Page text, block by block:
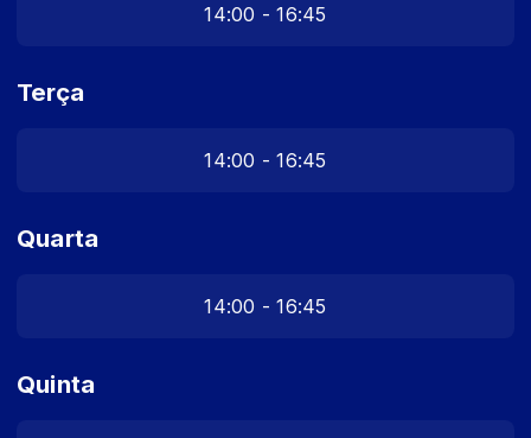
14:00 - 16:45
Terça
14:00 - 16:45
Quarta
14:00 - 16:45
Quinta